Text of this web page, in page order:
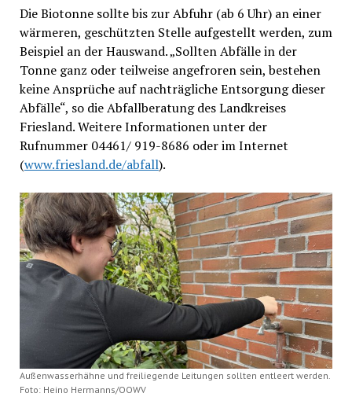
Die Biotonne sollte bis zur Abfuhr (ab 6 Uhr) an einer
wärmeren, geschützten Stelle aufgestellt werden, zum
Beispiel an der Hauswand. „Sollten Abfälle in der
Tonne ganz oder teilweise angefroren sein, bestehen
keine Ansprüche auf nachträgliche Entsorgung dieser
Abfälle“, so die Abfallberatung des Landkreises
Friesland. Weitere Informationen unter der
Rufnummer 04461/ 919-8686 oder im Internet
(www.friesland.de/abfall).
Außenwasserhähne und freiliegende Leitungen sollten entleert werden.
Foto: Heino Hermanns/OOWV